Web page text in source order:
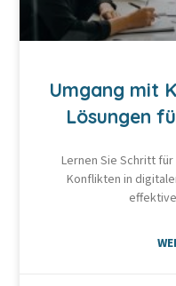
Umgang mit
Lösungen
Lernen Sie Schritt
Konflikten in